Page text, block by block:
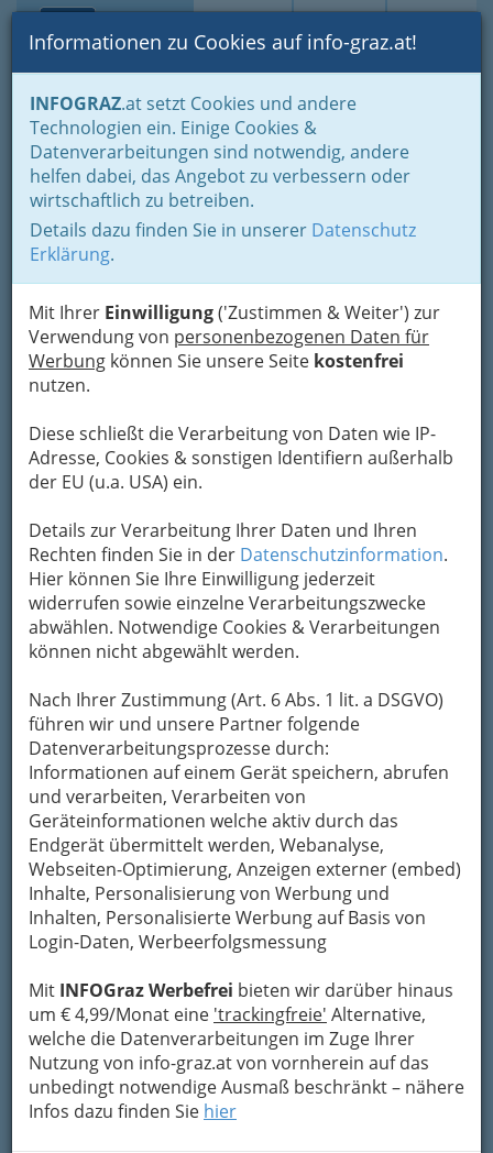
Suche Login Toggle
Informationen zu Cookies auf info-graz.at!
INFOGRAZ.at setzt Cookies und andere
Technologien ein. Einige Cookies &
Datenverarbeitungen sind notwendig, andere
helfen dabei, das Angebot zu verbessern oder
wirtschaftlich zu betreiben.
Details dazu finden Sie in unserer Datenschutz
Erklärung.
Mit Ihrer Einwilligung('Zustimmen & Weiter') zur
Verwendung von personenbezogenen Daten für
Werbung können Sie unsere Seite kostenfrei
nutzen.
Diese schließt die Verarbeitung von Daten wie IP-
Adresse, Cookies & sonstigen Identifiern außerhalb
der EU (u.a. USA) ein.
Details zur Verarbeitung Ihrer Daten und Ihren
Rechten finden Sie in der Datenschutzinformation.
Hier können Sie Ihre Einwilligung jederzeit
widerrufen sowie einzelne Verarbeitungszwecke
abwählen. Notwendige Cookies & Verarbeitungen
können nicht abgewählt werden.
Nach Ihrer Zustimmung (Art. 6 Abs. 1 lit. a DSGVO)
führen wir und unsere Partner folgende
Datenverarbeitungsprozesse durch:
Informationen auf einem Gerät speichern, abrufen
und verarbeiten, Verarbeiten von
Geräteinformationen welche aktiv durch das
Endgerät übermittelt werden, Webanalyse,
Webseiten-Optimierung, Anzeigen externer (embed)
Inhalte, Personalisierung von Werbung und
Inhalten, Personalisierte Werbung auf Basis von
Login-Daten, Werbeerfolgsmessung
Mit INFOGraz Werbefrei bieten wir darüber hinaus
um € 4,99/Monat eine 'trackingfreie' Alternative,
welche die Datenverarbeitungen im Zuge Ihrer
Nutzung von info-graz.at von vornherein auf das
unbedingt notwendige Ausmaß beschränkt – nähere
Infos dazu finden Sie hier
Home Branchen Freizeit & Sport Sport
Über den Wolken… Fliegen
Hängegleiten
Drachenflieger u.
Paragleiter Club
Stoderzinken
Gasthof Koller, 8966 Aich-Assach
+43 664 4201 938
Adresse mit Google Maps anschauen
Kontaktaufnahme
Um die Info-Graz Firmenvor Spam-Mails zu
bewahren, verwenden wir an dieser Stelle zur
Übermittlung Ihrer Nachricht ein sicheres
Formular. Ihre Nachricht wird nach dem
Unternehmen Drachenflieger u. Paragleiter Club
Stoderzinken weitergeleitet.
Mein Name
Meine Email Adresse
Mein Betreff
Meine Nachricht